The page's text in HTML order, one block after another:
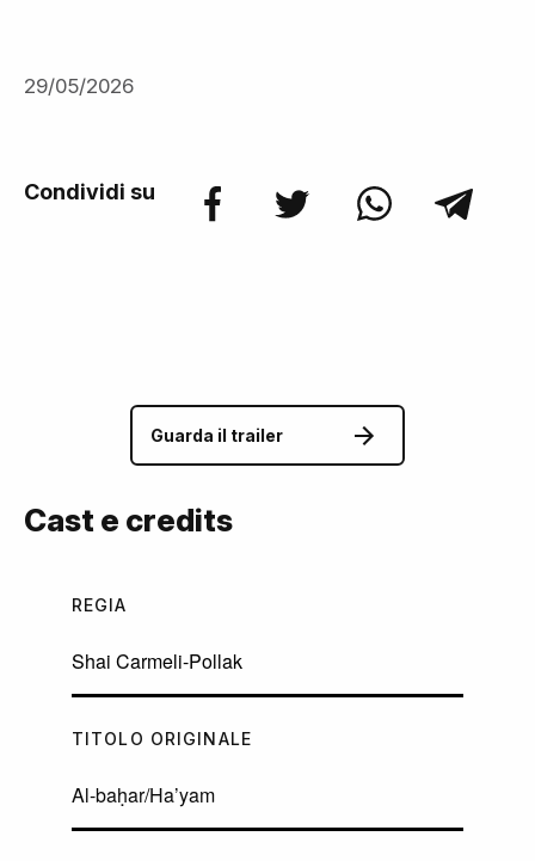
29/05/2026
Condividi su
Guarda il trailer
Cast e credits
REGIA
Shai Carmeli-Pollak
TITOLO ORIGINALE
Al-baḥar/Ha’yam